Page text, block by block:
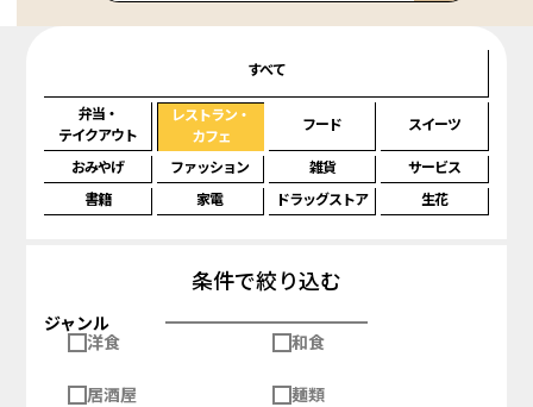
すべて
弁当・
テイクアウト
レストラン・
カフェ
フード スイーツ
おみやげ ファッション 雑貨
サービス
書籍
家電 ドラッグストア 生花
条件で絞り込む
ジャンル
洋食
和食
居酒屋 麺類